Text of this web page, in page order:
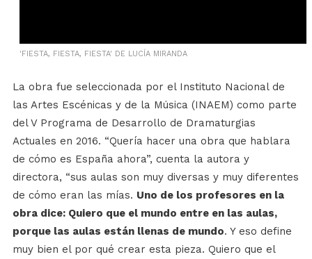
'FIESTA, FIESTA, FIESTA' DE LUCÍA MIRANDA
La obra fue seleccionada por el Instituto Nacional de
las Artes Escénicas y de la Música (INAEM) como parte
del V Programa de Desarrollo de Dramaturgias
Actuales en 2016. “Quería hacer una obra que hablara
de cómo es España ahora”, cuenta la autora y
directora, “sus aulas son muy diversas y muy diferentes
de cómo eran las mías. Uno de los profesores en la
obra dice: Quiero que el mundo entre en las aulas,
porque las aulas están llenas de mundo. Y eso define
muy bien el por qué crear esta pieza. Quiero que el